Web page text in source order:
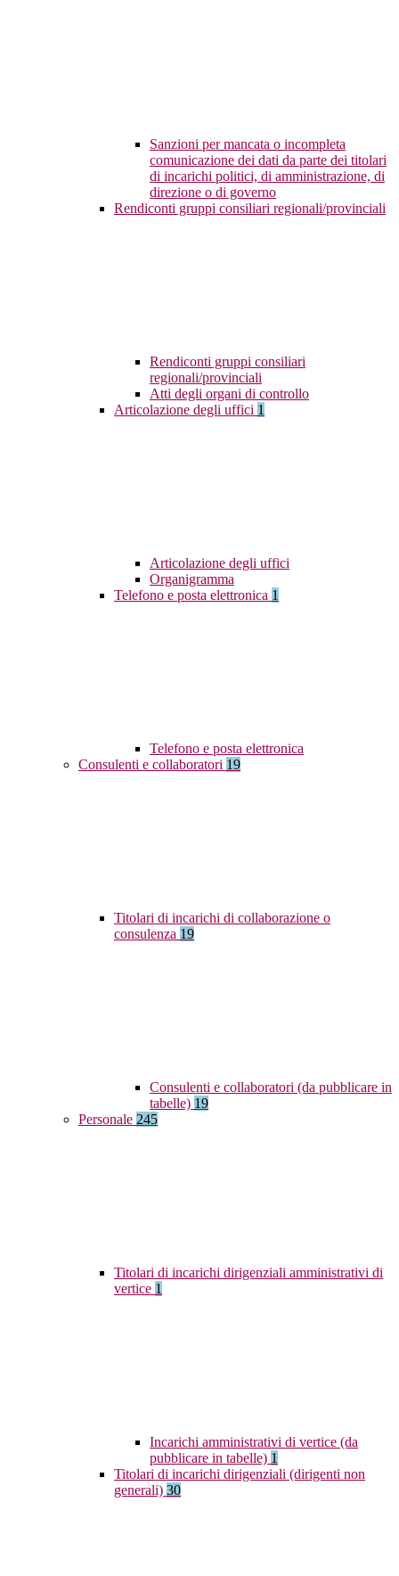
Sanzioni per mancata o incompleta
comunicazione dei dati da parte dei titolari
di incarichi politici, di amministrazione, di
direzione o di governo
Rendiconti gruppi consiliari regionali/provinciali
Rendiconti gruppi consiliari
regionali/provinciali
Atti degli organi di controllo
Articolazione degli uffici 1
Articolazione degli uffici
Organigramma
Telefono e posta elettronica 1
Telefono e posta elettronica
Consulenti e collaboratori 19
Titolari di incarichi di collaborazione o
consulenza 19
Consulenti e collaboratori (da pubblicare in
tabelle) 19
Personale 245
Titolari di incarichi dirigenziali amministrativi di
vertice 1
Incarichi amministrativi di vertice (da
pubblicare in tabelle) 1
Titolari di incarichi dirigenziali (dirigenti non
generali) 30